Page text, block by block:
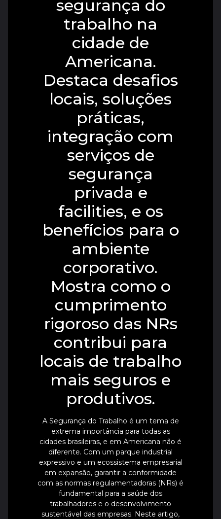
segurança do
trabalho na
cidade de
Americana.
Destaca desafios
locais, soluções
práticas,
integração com
serviços de
segurança
privada e
facilities, e os
benefícios para o
ambiente
corporativo.
Mostra como o
cumprimento
rigoroso das NRs
contribui para
locais de trabalho
mais seguros e
produtivos.
A Segurança do Trabalho é um tema de
extrema importância para todas as
cidades brasileiras, e em Americana não é
diferente. Com um parque industrial
expressivo e um ecossistema empresarial
em expansão, garantir a conformidade
com as normas regulamentadoras (NRs) é
fundamental para a saúde dos
trabalhadores e o desenvolvimento
sustentável das empresas. Neste artigo,